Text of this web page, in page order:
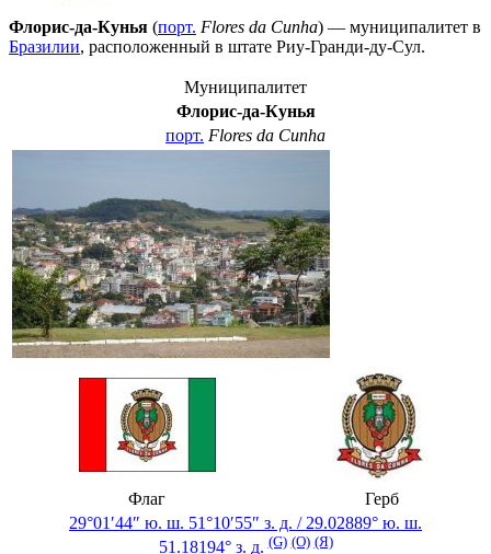
Флорис-да-Кунья (порт. Flores da Cunha) — муниципалитет в
Бразилии, расположенный в штате Риу-Гранди-ду-Сул.
Муниципалитет
Флорис-да-Кунья
порт. Flores da Cunha
Флаг
Герб
29°01′44″ ю. ш. 51°10′55″ з. д. / 29.02889° ю. ш.
51.18194° з. д. (G) (O) (Я)